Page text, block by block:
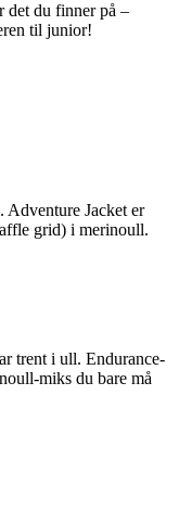
det du finner på –
til junior!
Adventure Jacket er
grid) i merinoull.
trent i ull. Endurance-
miks du bare må